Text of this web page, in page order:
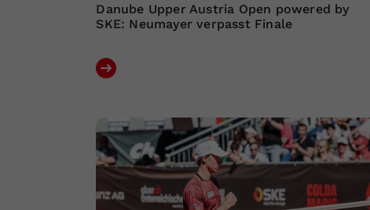
Danube Upper Austria Open powered by
SKE: Neumayer verpasst Finale